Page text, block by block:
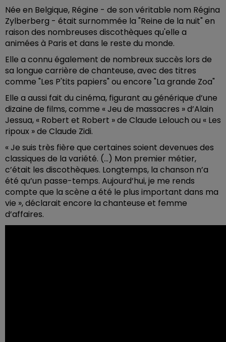
Née en Belgique, Régine - de son véritable nom Régina
Zylberberg - était surnommée la "Reine de la nuit" en
raison des nombreuses discothèques qu'elle a
animées à Paris et dans le reste du monde.
Elle a connu également de nombreux succès lors de
sa longue carrière de chanteuse, avec des titres
comme "Les P'tits papiers" ou encore "La grande Zoa"
Elle a aussi fait du cinéma, figurant au générique d’une
dizaine de films, comme « Jeu de massacres » d’Alain
Jessua, « Robert et Robert » de Claude Lelouch ou « Les
ripoux » de Claude Zidi.
« Je suis très fière que certaines soient devenues des
classiques de la variété. (…) Mon premier métier,
c’était les discothèques. Longtemps, la chanson n’a
été qu’un passe-temps. Aujourd’hui, je me rends
compte que la scène a été le plus important dans ma
vie », déclarait encore la chanteuse et femme
d’affaires.